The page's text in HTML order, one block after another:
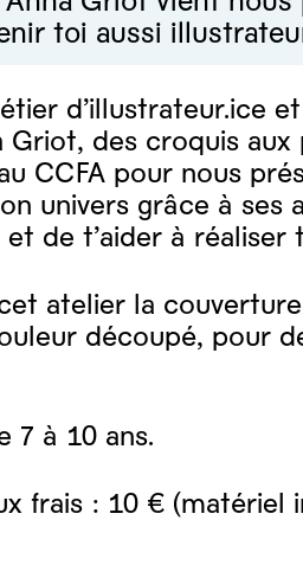
toi aussi
d’illustrateur.ice
Griot, des croquis aux
CCFA pour nous
univers grâce à ses
et de t’aider à
atelier la
découpé, pour
7 à 10 ans.
frais : 10 € (matériel